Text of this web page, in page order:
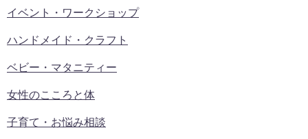
イベント・ワークショップ
ハンドメイド・クラフト
ベビー・マタニティー
女性のこころと体
子育て・お悩み相談